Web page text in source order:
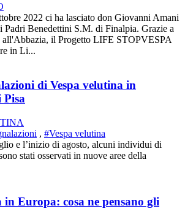
2022 ci ha lasciato don Giovanni Amani
Padri Benedettini S.M. di Finalpia. Grazie a
all'Abbazia, il Progetto LIFE STOPVESPA
in Li...
di Vespa velutina in
Pisa
, #Vespa velutina
e l’inizio di agosto, alcuni individui di
stati osservati in nuove aree della
in Europa: cosa ne pensano gli